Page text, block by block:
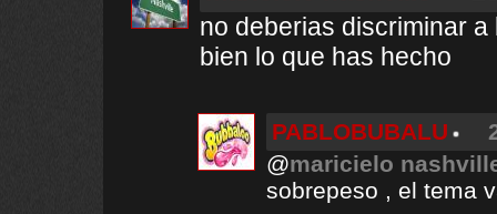
no deberias discriminar
bien lo que has hecho
PABLOBUBALU
@maricielo
sobrepeso , el tema